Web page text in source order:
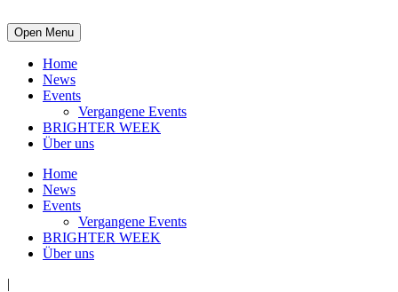
Open Menu
Home
News
Events
Vergangene Events
BRIGHTER WEEK
Über uns
Home
News
Events
Vergangene Events
BRIGHTER WEEK
Über uns
|